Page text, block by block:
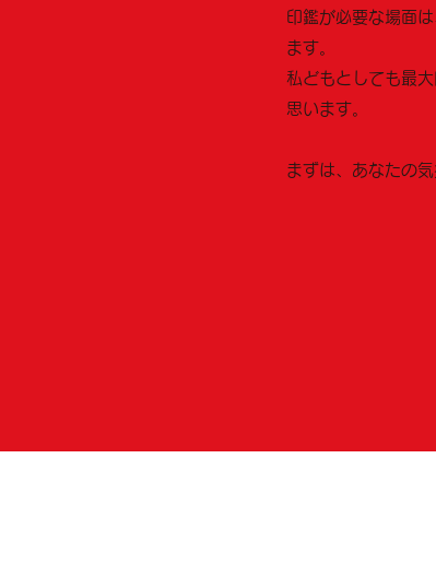
印鑑が必要な場面
ます。
私どもとしても最
思います。
まずは、あなたの